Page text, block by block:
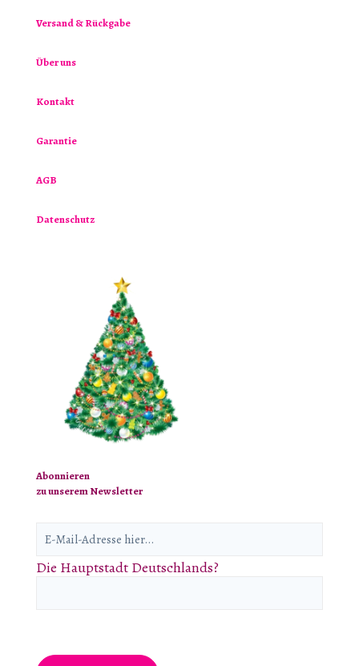
Versand & Rückgabe
Über uns
Kontakt
Garantie
AGB
Datenschutz
Abonnieren
zu unserem Newsletter
Die Hauptstadt Deutschlands?